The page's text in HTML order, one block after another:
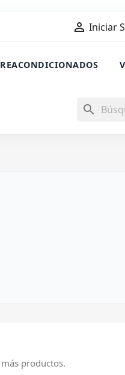
 Iniciar
search
productos.